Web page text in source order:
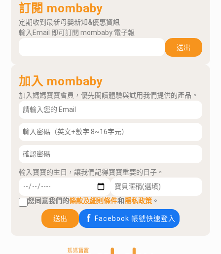
訂閱 mombaby
定期收到最新母嬰新知&優惠資訊
輸入Email 即可訂閱 mombaby 電子報
送出
加入 mombaby
加入媽媽寶寶會員，優先閱讀體驗與試用我們提供的產品。
輸入寶寶的生日，讓我們記得寶寶重要的日子。
您同意我們的條款及細則條件和隱私政策 。
送出 Facebook 帳號快速登入